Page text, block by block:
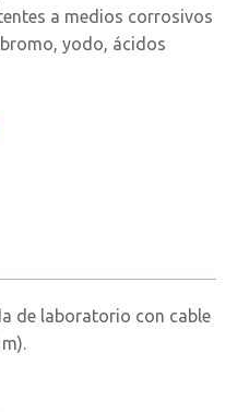
a medios corrosivos
yodo, ácidos
de laboratorio con cable